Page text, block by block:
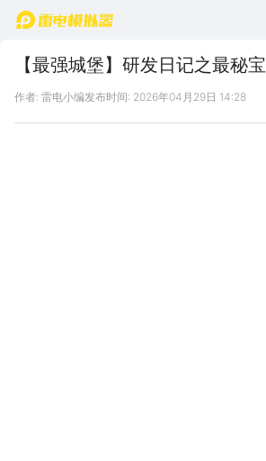
首页
【最强城堡】研发日记之最秘宝
作者: 雷电小编发布时间: 2026年04月29日 14:28